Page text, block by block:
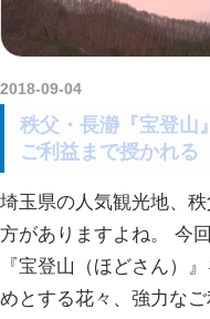
2018-09-04
秩父・長瀞『宝登山
ご利益まで授かれる
埼玉県の人気観光地、
方がありますよね。 今
『宝登山（ほどさん）
めとする花々、強力な